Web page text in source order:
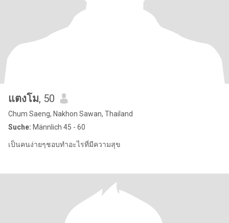
แตงโม, 50
Chum Saeng, Nakhon Sawan, Thailand
Suche: Männlich 45 - 60
เป็นคนง่ายๆชอบทำอะไรที่มีความสุข